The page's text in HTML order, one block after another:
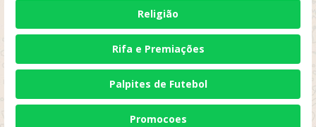
Religião
Rifa e Premiações
Palpites de Futebol
Promocoes